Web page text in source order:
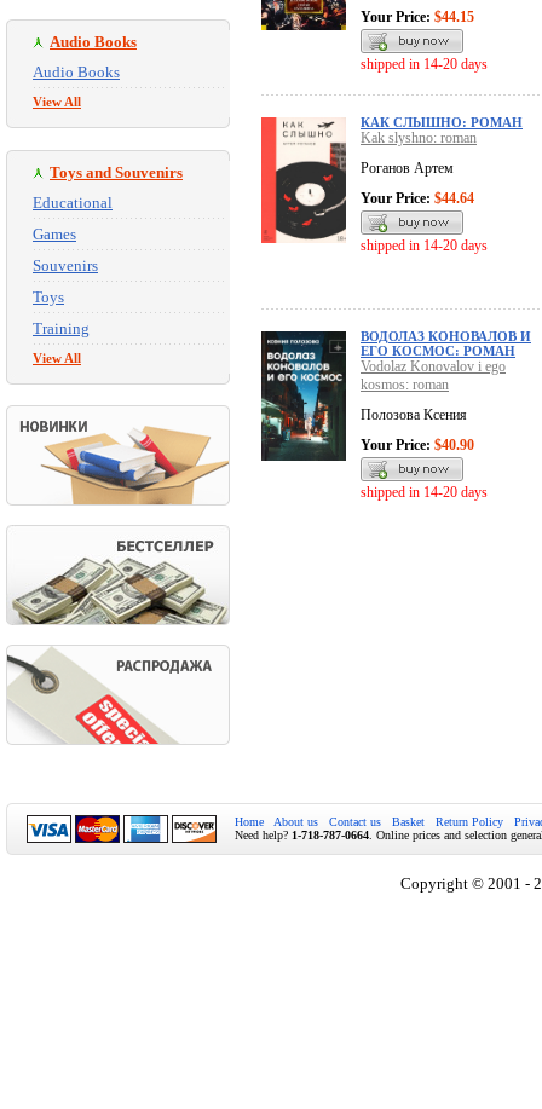
Audio Books
Audio Books
View All
Toys and Souvenirs
Educational
Games
Souvenirs
Toys
Training
View All
Your Price: $44.15
shipped in 14-20 days
КАК СЛЫШНО: РОМАН
Kak slyshno: roman
Роганов Артем
Your Price: $44.64
shipped in 14-20 days
ВОДОЛАЗ КОНОВАЛОВ И
ЕГО КОСМОС: РОМАН
Vodolaz Konovalov i ego
kosmos: roman
Полозова Ксения
Your Price: $40.90
shipped in 14-20 days
Home About us Contact us Basket Return Policy
Need help? 1-718-787-0664 . Online prices and selection
Copyright © 2001 -